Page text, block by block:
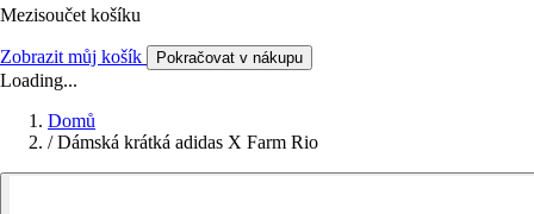
Mezisoučet košíku
Zobrazit můj košík Pokračovat v nákupu
Loading...
Domů
/ Dámská krátká adidas X Farm Rio